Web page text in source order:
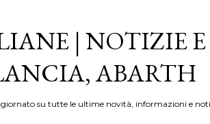
| NOTIZIE
ABARTH
su tutte le ultime novità, informazioni e